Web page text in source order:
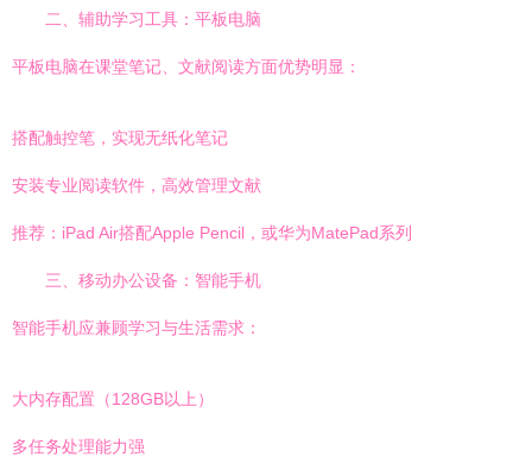
二、辅助学习工具：平板电脑
平板电脑在课堂笔记、文献阅读方面优势明显：
搭配触控笔，实现无纸化笔记
安装专业阅读软件，高效管理文献
推荐：iPad Air搭配Apple Pencil，或华为MatePad系列
三、移动办公设备：智能手机
智能手机应兼顾学习与生活需求：
大内存配置（128GB以上）
多任务处理能力强